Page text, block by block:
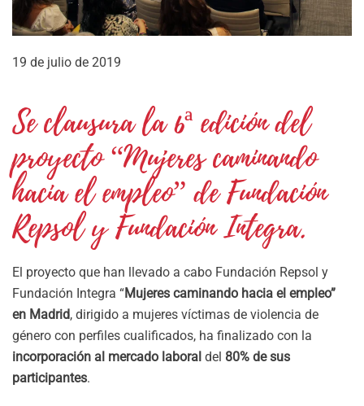
19 de julio de 2019
Se clausura la 6ª edición del
proyecto “Mujeres caminando
hacia el empleo” de Fundación
Repsol y Fundación Integra.
El proyecto que han llevado a cabo Fundación Repsol y
Fundación Integra “Mujeres caminando hacia el empleo”
en Madrid, dirigido a mujeres víctimas de violencia de
género con perfiles cualificados, ha finalizado con la
incorporación al mercado laboral del 80% de sus
participantes.